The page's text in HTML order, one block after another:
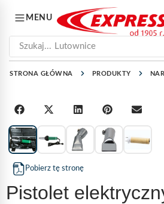
MENU
Szukaj... Lutownice
STRONA GŁÓWNA PRODUKTY
Pobierz tę stronę
Pistolet